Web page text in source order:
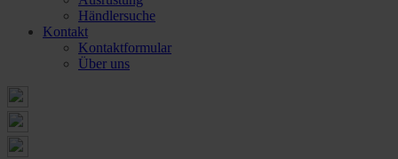
Händlersuche
Kontakt
Kontaktformular
Über uns